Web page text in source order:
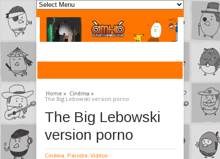
Home » Cinéma »
The Big Lebowski version porno
The Big Lebowski
version porno
Cinéma Parodie Vidéos